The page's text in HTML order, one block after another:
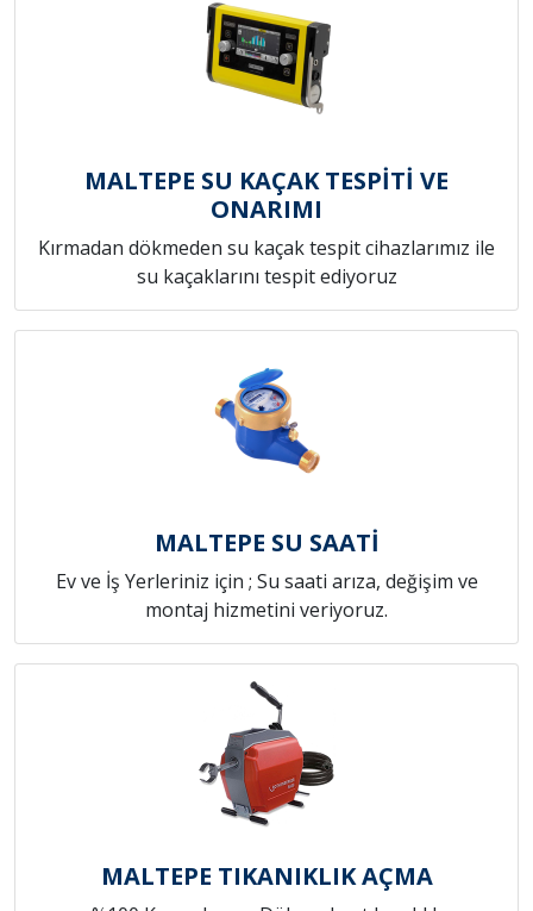
MALTEPE SU KAÇAK TESPİTİ VE
ONARIMI
Kırmadan dökmeden su kaçak tespit cihazlarımız ile
su kaçaklarını tespit ediyoruz
MALTEPE SU SAATİ
Ev ve İş Yerleriniz için ; Su saati arıza, değişim ve
montaj hizmetini veriyoruz.
MALTEPE TIKANIKLIK AÇMA